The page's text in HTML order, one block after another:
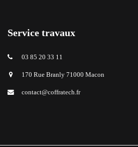
Service travaux
03 85 20 33 11
170 Rue Branly 71000 Macon
contact@coffratech.fr